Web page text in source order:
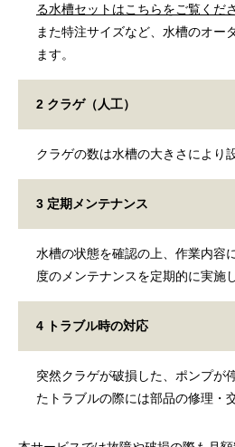
る水槽セットはこちらをご覧くだ
また特注サイズなど、水槽のオー
ます。
2 クラゲ（人工）
クラゲの数は水槽の大きさにより
3 定期メンテナンス
水槽の状態を確認の上、作業内容
度のメンテナンスを定期的に実施
4 トラブル時の対応
突然クラゲが破損した、ポンプが
たトラブルの際には部品の修理・